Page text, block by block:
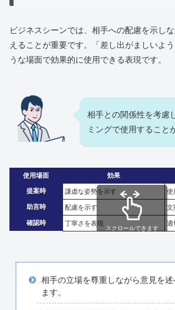
ビジネスシーンでは、相手への配慮を示し
えることが重要です。「差し出がましいよ
うな場面で効果的に使用できる表現です。
相手との関係性を考慮
ミングで使用すること
使用場面 効果
提案時 謙虚な姿勢を示す 使
助言時 配慮を示す 文
確認時 丁寧さを表現 適
スクロールできます
相手の立場を尊重しながら意見を
ます。